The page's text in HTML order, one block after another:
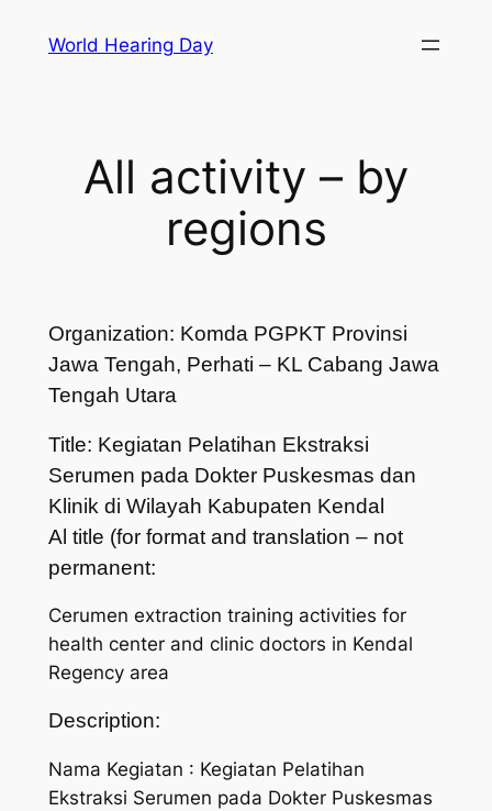
World Hearing Day
All activity – by
regions
Organization: Komda PGPKT Provinsi
Jawa Tengah, Perhati – KL Cabang Jawa
Tengah Utara
Title: Kegiatan Pelatihan Ekstraksi
Serumen pada Dokter Puskesmas dan
Klinik di Wilayah Kabupaten Kendal
Al title (for format and translation – not
permanent:
Cerumen extraction training activities for
health center and clinic doctors in Kendal
Regency area
Description:
Nama Kegiatan : Kegiatan Pelatihan
Ekstraksi Serumen pada Dokter Puskesmas